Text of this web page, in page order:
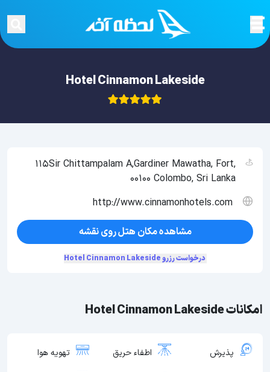
Hotel Cinnamon Lakeside
امکانات Hotel Cinnamon Lakeside
پذیرش اطفاء حریق تهویه هوا
115Sir Chittampalam A,Gardiner Mawatha, Fort,
00100 Colombo, Sri Lanka
http://www.cinnamonhotels.com
مشاهده مکان هتل روی نقشه
درخواست رزرو Hotel Cinnamon Lakeside